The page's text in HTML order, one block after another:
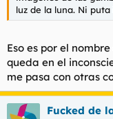
luz de la luna. Ni
Eso es por el
queda en el
me pasa con otras
Fucked de